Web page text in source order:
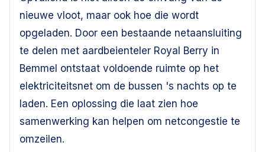
nieuwe vloot, maar ook hoe die wordt
opgeladen. Door een bestaande netaansluiting
te delen met aardbeienteler Royal Berry in
Bemmel ontstaat voldoende ruimte op het
elektriciteitsnet om de bussen 's nachts op te
laden. Een oplossing die laat zien hoe
samenwerking kan helpen om netcongestie te
omzeilen.